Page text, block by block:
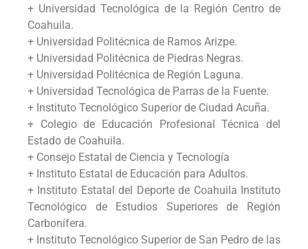
+ Universidad Tecnológica de la Región Centro de
Coahuila.
+ Universidad Politécnica de Ramos Arizpe.
+ Universidad Politécnica de Piedras Negras.
+ Universidad Politécnica de Región Laguna.
+ Universidad Tecnológica de Parras de la Fuente.
+ Instituto Tecnológico Superior de Ciudad Acuña.
+ Colegio de Educación Profesional Técnica del
Estado de Coahuila.
+ Consejo Estatal de Ciencia y Tecnología
+ Instituto Estatal de Educación para Adultos.
+ Instituto Estatal del Deporte de Coahuila Instituto
Tecnológico de Estudios Superiores de Región
Carbonífera.
+ Instituto Tecnológico Superior de San Pedro de las